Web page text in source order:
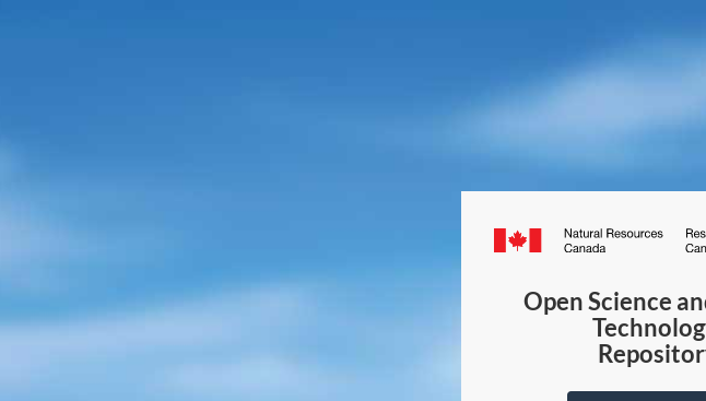
Canada.ca
Open Science